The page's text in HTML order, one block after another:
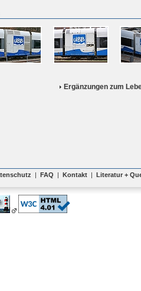
Ergänzungen zum
| FAQ | Kontakt | Literatur +